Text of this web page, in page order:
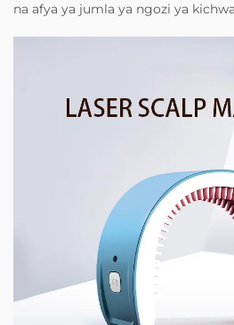
na afya ya jumla ya ngozi ya